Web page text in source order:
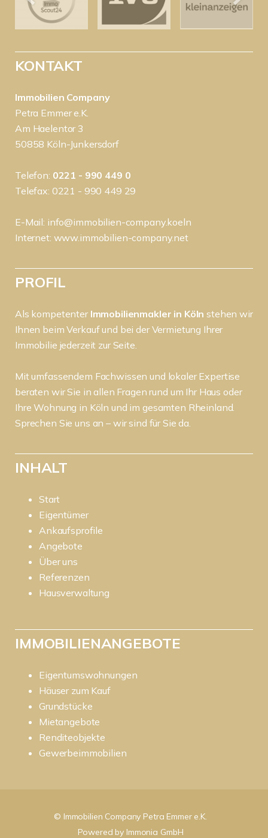
KONTAKT
Immobilien Company
Petra Emmer e.K.
Am Haelentor 3
50858 Köln-Junkersdorf
Telefon: 0221 - 990 449 0
Telefax: 0221 - 990 449 29
E-Mail: info@immobilien-company.koeln
Internet: www.immobilien-company.net
PROFIL
Als kompetenter Immobilienmakler in Kölnstehen wir
Ihnen beim Verkauf und bei der Vermietung Ihrer
Immobilie jederzeit zur Seite.
Mit umfassendem Fachwissen und lokaler Expertise
beraten wir Sie in allen Fragen rund um Ihr Haus oder
Ihre Wohnung in Köln und im gesamten Rheinland.
Sprechen Sie uns an – wir sind für Sie da.
INHALT
Start
Eigentümer
Ankaufsprofile
Angebote
Über uns
Referenzen
Hausverwaltung
IMMOBILIENANGEBOTE
Eigentumswohnungen
Häuser zum Kauf
Grundstücke
Mietangebote
Renditeobjekte
Gewerbeimmobilien
© Immobilien Company Petra Emmer e.K.
Powered by Immonia GmbH